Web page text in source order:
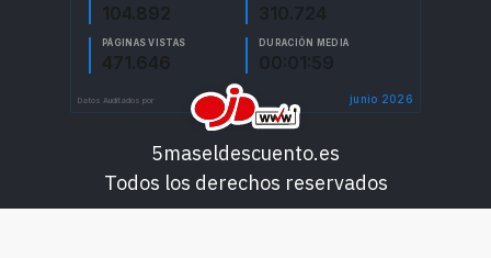
5maseldescuento.es
Todos los derechos reservados